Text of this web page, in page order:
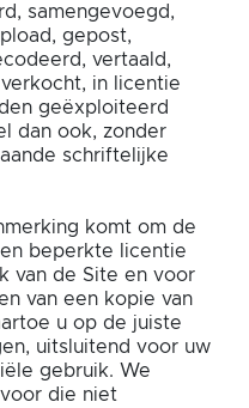
samengevoegd,
gepost,
vertaald,
in licentie
geëxploiteerd
dan ook, zonder
schriftelijke
komt om de
beperkte licentie
van de Site en voor
van een kopie van
u op de juiste
uitsluitend voor uw
gebruik. We
die niet